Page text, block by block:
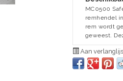
MC0500
remhendel
rem wordt
geweest.
Aan